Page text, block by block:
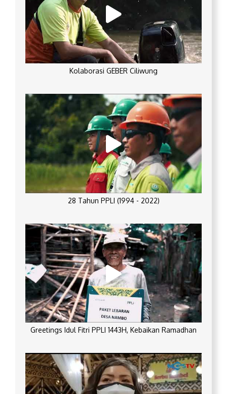
Kolaborasi GEBER Ciliwung
28 Tahun PPLI (1994 - 2022)
Greetings Idul Fitri PPLI 1443H, Kebaikan Ramadhan